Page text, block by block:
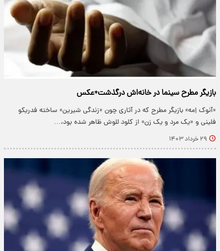
بازیگر مطرح سینما در خانه‌اش درگذشت+عکس
«آنوک اِمه» بازیگر مطرح که در آثاری چون «زندگی شیرین» ساخته فدریکو
فلینی و «یک مرد و یک زن» از کلود للوش ظاهر شده بود،…
۲۹ خرداد ۱۴۰۳